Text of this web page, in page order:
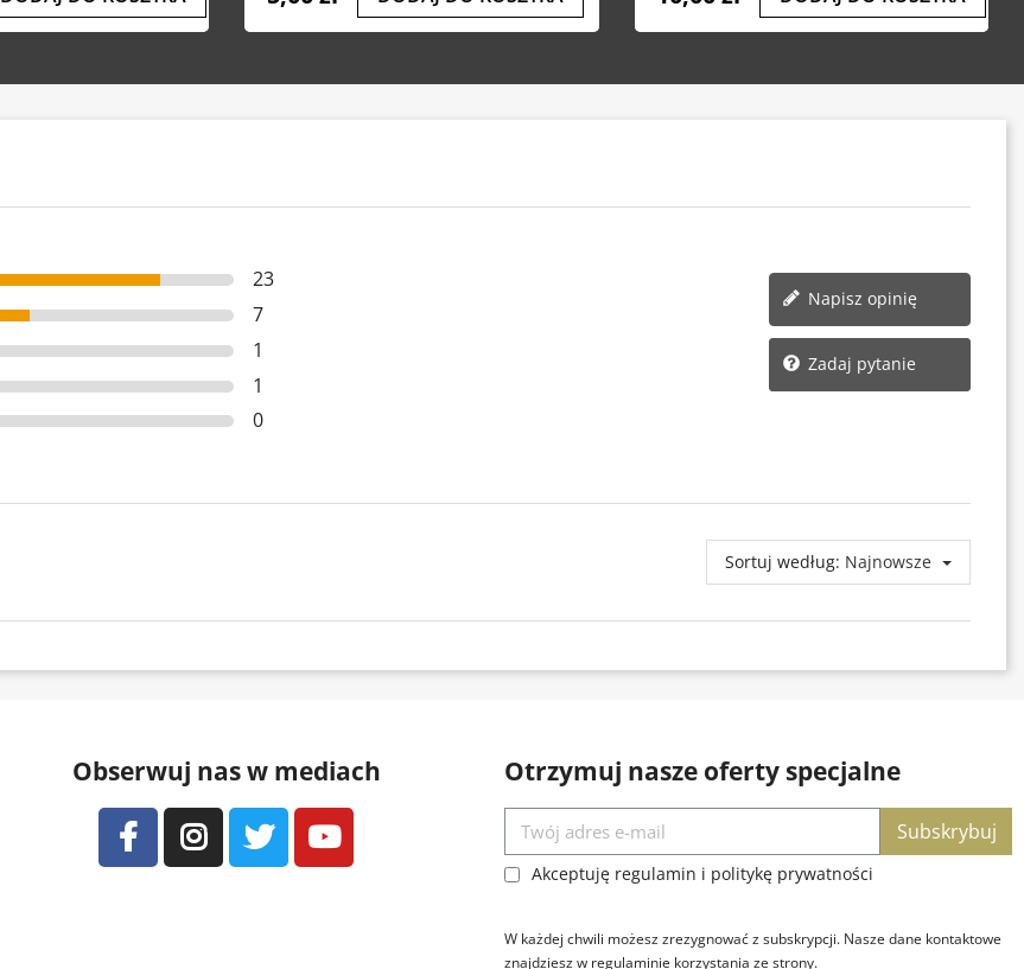
23
7
1
1
0
Napisz opinię
Zadaj pytanie
Sortuj według: Najnowsze
Obserwuj nas w mediach Otrzymuj nasze oferty specjalne
Subskrybuj
Akceptuję regulamin i politykę prywatności
W każdej chwili możesz zrezygnować z subskrypcji. Nasze dane kontaktowe
znajdziesz w regulaminie korzystania ze strony.